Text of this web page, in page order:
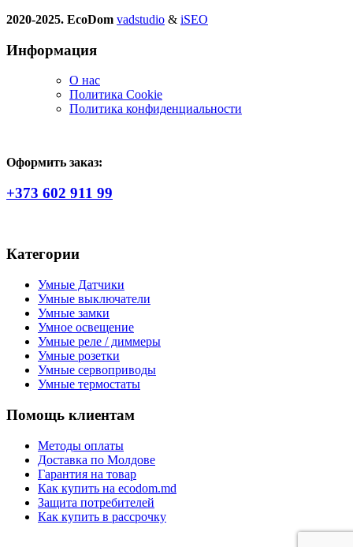
2020-2025. EcoDom vadstudio & iSEO
Информация
О нас
Политика Сookie
Политика конфиденциальности
Оформить заказ:
+373 602 911 99
Категории
Умные Датчики
Умные выключатели
Умные замки
Умное освещение
Умные реле / диммеры
Умные розетки
Умные сервоприводы
Умные термостаты
Помощь клиентам
Методы оплаты
Доставка по Молдове
Гарантия на товар
Как купить на ecodom.md
Защита потребителей
Как купить в рассрочку